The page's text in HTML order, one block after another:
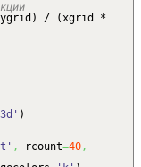
ygrid ) / (xgrid *
)
, rcount=40,